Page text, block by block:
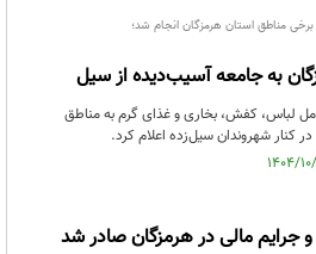
مناطق استان هرمزگان انجام شد؛
به جامعه آسیب‌دیده از سیل
لباس، کفش، بخاری و غذای گرم به مناطق
کنار شهروندان سیل‌زده اعلام کرد.